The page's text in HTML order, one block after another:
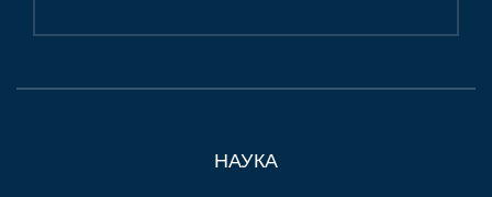
НАУКА